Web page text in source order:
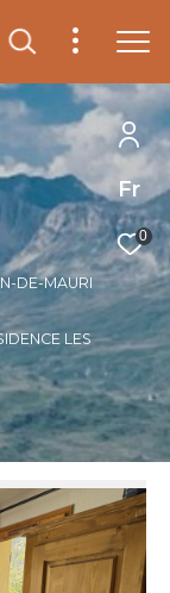
Fr
0
DE-MAURI
LES